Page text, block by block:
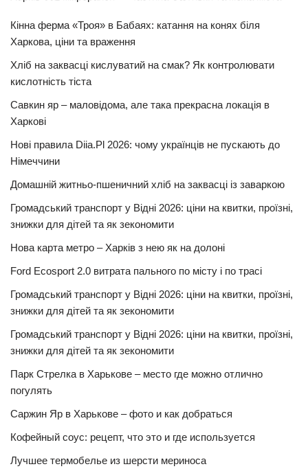
Кінна ферма «Троя» в Бабаях: катання на конях біля
Харкова, ціни та враження
Хліб на заквасці кислуватий на смак? Як контролювати
кислотність тіста
Савкин яр – маловідома, але така прекрасна локація в
Харкові
Нові правила Diia.Pl 2026: чому українців не пускають до
Німеччини
Домашній житньо-пшеничний хліб на заквасці із заваркою
Громадський транспорт у Відні 2026: ціни на квитки, проїзні,
знижки для дітей та як зекономити
Нова карта метро – Харків з нею як на долоні
Ford Ecosport 2.0 витрата пального по місту і по трасі
Громадський транспорт у Відні 2026: ціни на квитки, проїзні,
знижки для дітей та як зекономити
Громадський транспорт у Відні 2026: ціни на квитки, проїзні,
знижки для дітей та як зекономити
Парк Стрелка в Харькове – место где можно отлично
погулять
Саржин Яр в Харькове – фото и как добраться
Кофейный соус: рецепт, что это и где используется
Лучшее термобелье из шерсти мериноса